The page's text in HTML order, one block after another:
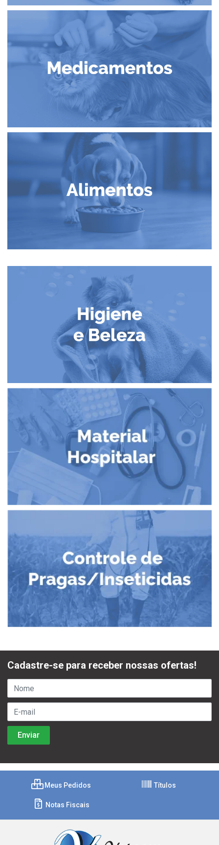
Cadastre-se para receber nossas ofertas!
Meus Pedidos Títulos
Notas Fiscais